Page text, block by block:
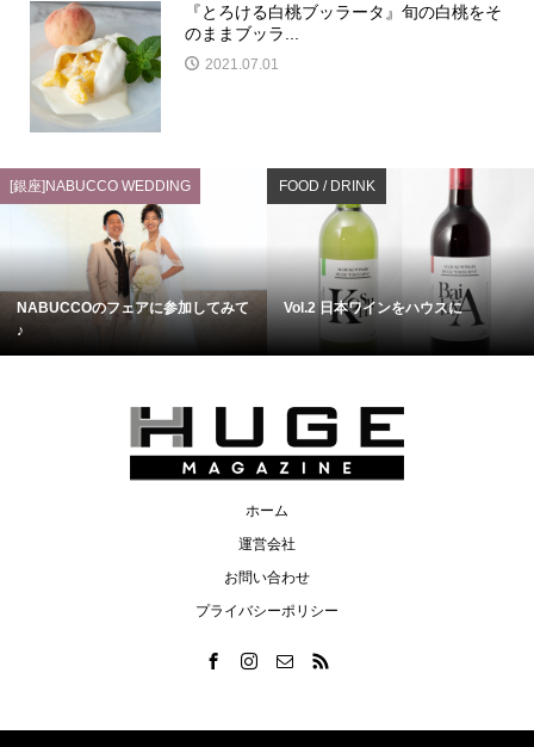
『とろける白桃ブッラータ』旬の白桃をそ
のままブッラ...
2021.07.01
[銀座]NABUCCO WEDDING
NABUCCOのフェアに参加してみて
♪
FOOD / DRINK
Vol.2 日本ワインをハウスに
ホーム
運営会社
お問い合わせ
プライバシーポリシー